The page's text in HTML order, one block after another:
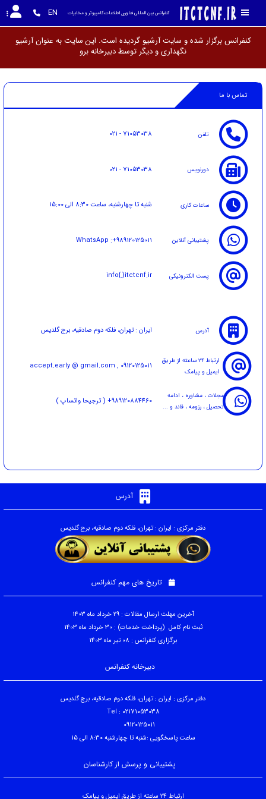
کنفرانس بین المللی فناوری اطلاعات،کامپیوتر و مخابرات EN
کنفرانس برگزار شده و سایت آرشیو گردیده است. این سایت به عنوان آرشیو
نگهداری و دیگر توسط دبیرخ
تماس با ما
تلفن 021 - 71053038
دورنویس 021 - 71053038
ساعات کاری شنبه تا چهارشنبه، ساعت 8:30 الی 15:00
پشتیبانی آنلاین WhatsApp :+989120125011
پست الکترونیکی info{.}itctcnf.ir
آدرس ایران : تهران، فلکه دوم صادقیه، برج گلدیس
ارتباط 24 ساعته از طریق
ایمیل و پیامک
accept.early @ gmail.com , 09120125011
مجلات ، مشاوره ، ادامه
تحصیل ، رزومه ، فاند و ...
989120884460+ ( ترجیحا واتساپ )
آدرس
دفتر مرکزی : ایران : تهران، فلکه دوم صادقیه، برج گلدیس
تاریخ های مهم کنفرانس
آخرین مهلت ارسال مقالات : 29 خرداد ماه 1403
ثبت نام کامل (پرداخت خدمات) : 30 خرداد ماه 1403
برگزاری کنفرانس : 08 تیر ماه 1403
دبیرخانه کنفرانس
دفتر مرکزی : ایران : تهران، فلکه دوم صادقیه، برج گلدیس
Tel : 02171053038
09120125011
ساعت پاسخگویی :شنبه تا چهارشنبه 8:30 الی 15
پشتیبانی و پرسش از کارشناسان
ارتباط 24 ساعته از طریق ایمیل و پیامک